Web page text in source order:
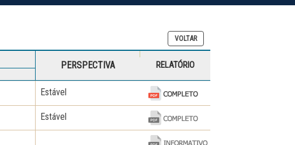
VOLTAR
PERSPECTIVA RELATÓRIO
Estável
Estável